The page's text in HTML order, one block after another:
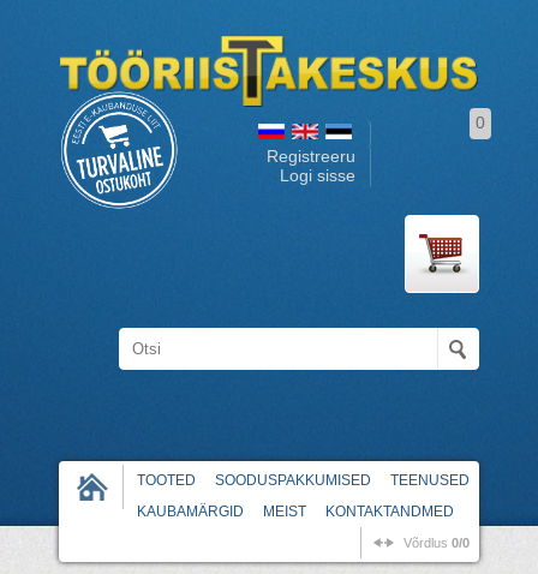
Registreeru
Logi sisse
0
TOOTED SOODUSPAKKUMISED
TEENUSED
KAUBAMÄRGID
MEIST KONTAKTANDMED
Võrdlus 0/0